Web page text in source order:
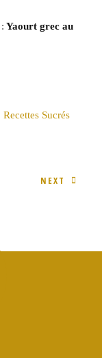
Yaourt grec au
Recettes Sucrés
NEXT